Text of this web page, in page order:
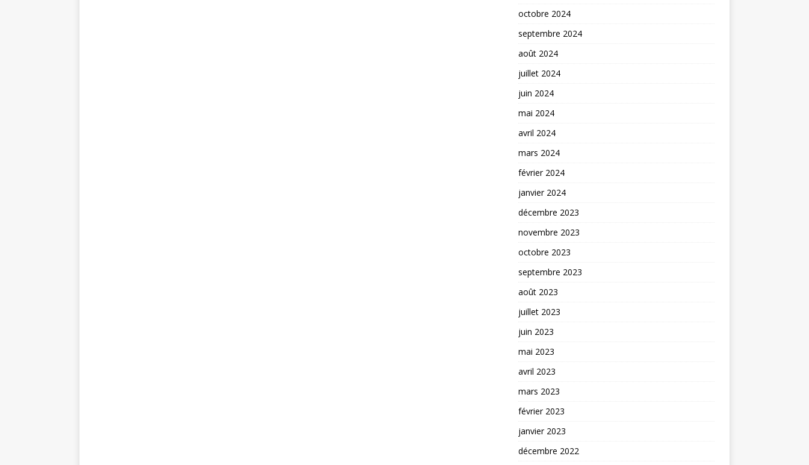
octobre 2024
septembre 2024
août 2024
juillet 2024
juin 2024
mai 2024
avril 2024
mars 2024
février 2024
janvier 2024
décembre 2023
novembre 2023
octobre 2023
septembre 2023
août 2023
juillet 2023
juin 2023
mai 2023
avril 2023
mars 2023
février 2023
janvier 2023
décembre 2022